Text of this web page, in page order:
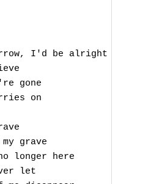
I'd be alright
gone
on
grave
longer here
let
A
C
E